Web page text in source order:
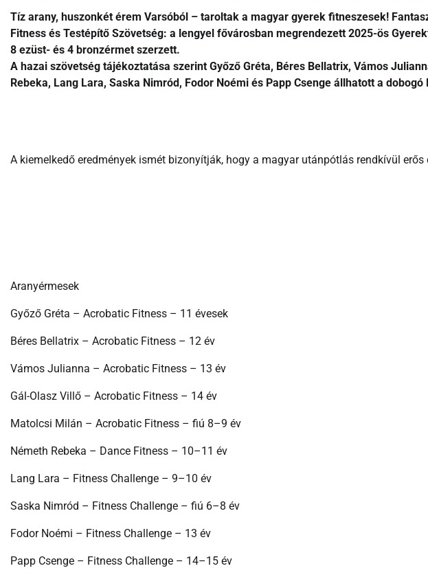
Tíz arany, huszonkét érem Varsóból – taroltak a magyar gyerek fitneszesek!
Fitness és Testépítő Szövetség: a lengyel fővárosban megrendezett 2025-ös
8 ezüst- és 4 bronzérmet szerzett.
A hazai szövetség tájékoztatása szerint Győző Gréta, Béres Bellatrix, Vámos
Rebeka, Lang Lara, Saska Nimród, Fodor Noémi és Papp Csenge állhatott a dobogó
A kiemelkedő eredmények ismét bizonyítják, hogy a magyar utánpótlás rendkívül
Aranyérmesek
Győző Gréta – Acrobatic Fitness – 11 évesek
Béres Bellatrix – Acrobatic Fitness – 12 év
Vámos Julianna – Acrobatic Fitness – 13 év
Gál-Olasz Villő – Acrobatic Fitness – 14 év
Matolcsi Milán – Acrobatic Fitness – fiú 8–9 év
Németh Rebeka – Dance Fitness – 10–11 év
Lang Lara – Fitness Challenge – 9–10 év
Saska Nimród – Fitness Challenge – fiú 6–8 év
Fodor Noémi – Fitness Challenge – 13 év
Papp Csenge – Fitness Challenge – 14–15 év